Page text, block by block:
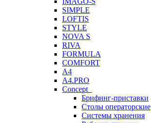
SIMPLE
LOFTIS
STYLE
NOVA S
RIVA
FORMULA
COMFORT
A4
A4.PRO
Concept
Брифинг-приставки
Столы операторские
Системы хранения